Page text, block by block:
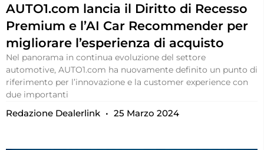
AUTO1.com lancia il Diritto di Recesso
Premium e l’AI Car Recommender per
migliorare l’esperienza di acquisto
Nel panorama in continua evoluzione del settore
automotive, AUTO1.com ha nuovamente definito un punto di
riferimento per l’innovazione e la customer experience con
due importanti
Redazione Dealerlink 25 Marzo 2024